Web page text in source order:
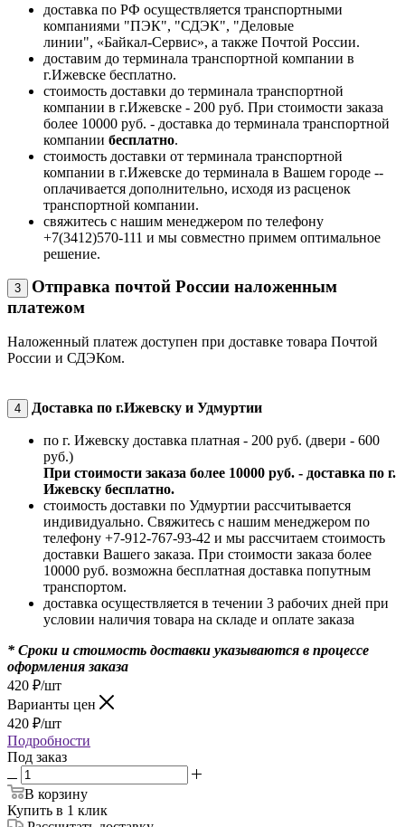
доставка по РФ осуществляется транспортными
компаниями "ПЭК", "СДЭК", "Деловые
линии", «Байкал-Сервис», а также Почтой России.
доставим до терминала транспортной компании в
г.Ижевске бесплатно.
стоимость доставки до терминала транспортной
компании в г.Ижевске - 200 руб. При стоимости заказа
более 10000 руб. - доставка до терминала транспортной
компании бесплатно.
стоимость доставки от терминала транспортной
компании в г.Ижевске до терминала в Вашем городе --
оплачивается дополнительно, исходя из расценок
транспортной компании.
свяжитесь с нашим менеджером по телефону
+7(3412)570-111 и мы совместно примем оптимальное
решение.
3
Отправка почтой России наложенным
платежом
Наложенный платеж доступен при доставке товара Почтой
России и СДЭКом.
4 Доставка по г.Ижевску и Удмуртии
по г. Ижевску доставка платная - 200 руб. (двери - 600
руб.)
При стоимости заказа более 10000 руб. - доставка по г.
Ижевску бесплатно.
стоимость доставки по Удмуртии рассчитывается
индивидуально. Свяжитесь с нашим менеджером по
телефону +7-912-767-93-42 и мы рассчитаем стоимость
доставки Вашего заказа. При стоимости заказа более
10000 руб. возможна бесплатная доставка попутным
транспортом.
доставка осуществляется в течении 3 рабочих дней при
условии наличия товара на складе и оплате заказа
* Сроки и стоимость доставки указываются в процессе
оформления заказа
420 ₽/шт
Варианты цен
420 ₽/шт
Подробности
Под заказ
В корзину
Купить в 1 клик